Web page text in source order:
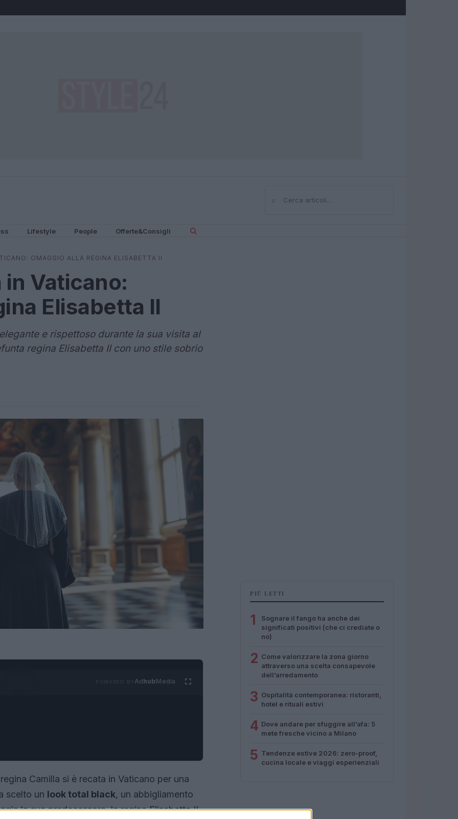
⌕Cerca
Lifestyle People Offerte&Consigli
OMAGGIO ALLA REGINA ELISABETTA II
in Vaticano:
Elisabetta II
e rispettoso durante la sua visita al
regina Elisabetta II con uno stile sobrio
AdhubMedia
Camilla si è recata in Vaticano per una
scelto un look total black, un abbigliamento
la sua predecessora, la regina Elisabetta II.
PIÙ LETTI
1
Sognare il fango ha anche dei
significati positivi (che ci crediate o
no)
2 Come valorizzare la zona giorno
attraverso una scelta consapevole
dell’arredamento
3 Ospitalità contemporanea: ristoranti,
hotel e rituali estivi
4 Dove andare per sfuggire all’afa: 5
mete fresche vicino a Milano
5 Tendenze estive 2026: zero-proof,
cucina locale e viaggi esperienziali